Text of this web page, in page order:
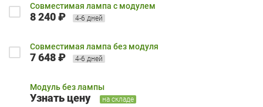
Совместимая лампа с модулем
8 240 ₽ 4-6 дней
Совместимая лампа без модуля
7 648 ₽ 4-6 дней
Модуль без лампы
Узнать цену на складе